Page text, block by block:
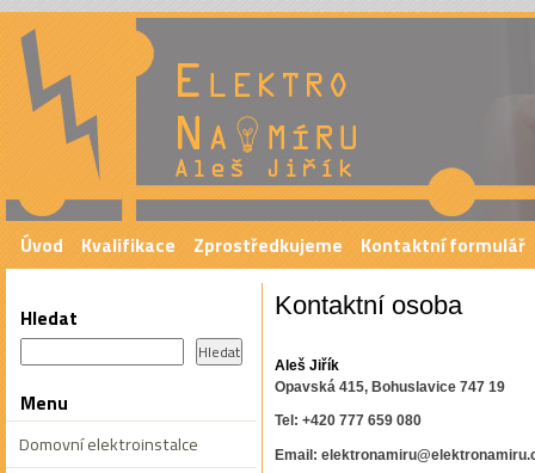
Provádíme
Úvod Kvalifikace Zprostředkujeme Kontaktní formulář
Kontaktní osoba
Aleš Jiřík
Opavská 415, Bohuslavice 747 19
Tel: +420 777 659 080
Email:
Hledat
Menu
Domovní elektroinstalce